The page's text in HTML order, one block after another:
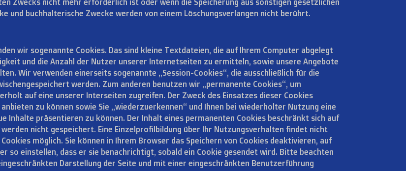
und buchhalterische Zwecke werden von einem Löschungsverlangen nicht berührt.
wir sogenannte Cookies. Das sind kleine Textdateien, die auf Ihrem Computer abgelegt
und die Anzahl der Nutzer unserer Internetseiten zu ermitteln, sowie unsere Angebote
Wir verwenden einerseits sogenannte „Session-Cookies“, die ausschließlich für die
werden. Zum anderen benutzen wir „permanente Cookies“, um
auf eine unserer Interseiten zugreifen. Der Zweck des Einsatzes dieser Cookies
zu können sowie Sie „wiederzuerkennen“ und Ihnen bei wiederholter Nutzung eine
Inhalte präsentieren zu können. Der Inhalt eines permanenten Cookies beschränkt sich auf
nicht gespeichert. Eine Einzelprofilbildung über Ihr Nutzungsverhalten findet nicht
möglich. Sie können in Ihrem Browser das Speichern von Cookies deaktivieren, auf
so einstellen, dass er sie benachrichtigt, sobald ein Cookie gesendet wird. Bitte beachten
Darstellung der Seite und mit einer eingeschränkten Benutzerführung